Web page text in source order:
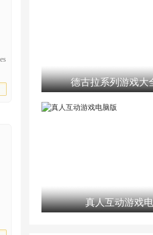
德古拉系列游戏大
真人互动游戏